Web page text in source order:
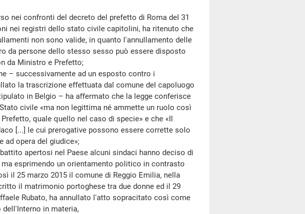
confronti del decreto del prefetto di Roma del 31
nei registri dello stato civile capitolini, ha ritenuto che
non sono valide, in quanto l'annullamento delle
da persone dello stesso sesso può essere disposto
da Ministro e Prefetto;
successivamente ad un esposto contro i
la trascrizione effettuata dal comune del capoluogo
in Belgio – ha affermato che la legge conferisce
civile «ma non legittima né ammette un ruolo così
quale quello nel caso di specie» e che «Il
[...] le cui prerogative possono essere corrette solo
ad opera del giudice»;
apertosi nel Paese alcuni sindaci hanno deciso di
esprimendo un orientamento politico in contrasto
il 25 marzo 2015 il comune di Reggio Emilia, nella
il matrimonio portoghese tra due donne ed il 29
Rubato, ha annullato l'atto sopracitato così come
in materia,